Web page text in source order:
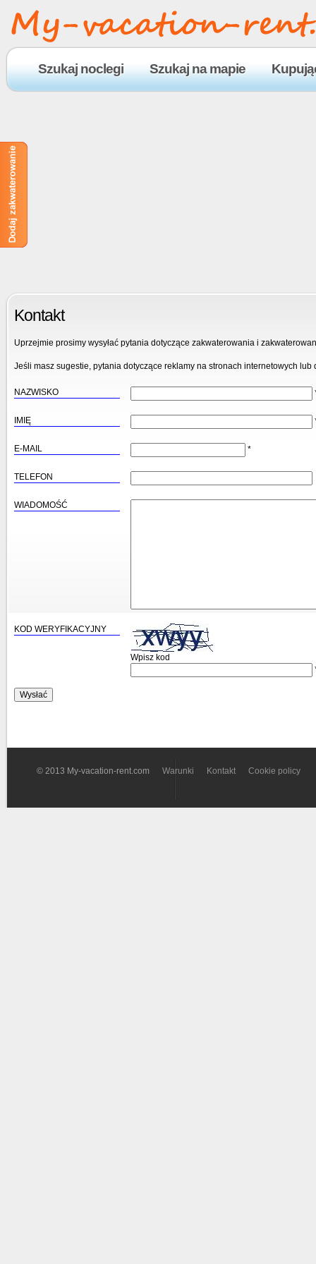
Szukaj noclegi Szukaj na mapie
Kontakt
Uprzejmie prosimy wysyłać pytania dotyczące zakwaterowania i
Jeśli masz sugestie, pytania dotyczące reklamy na stronach internetowych
NAZWISKO
IMIĘ
E-MAIL *
TELEFON
WIADOMOŚĆ
KOD WERYFIKACYJNY
Wpisz kod
© 2013 My-vacation-rent.com Warunki Kontakt Cookie policy